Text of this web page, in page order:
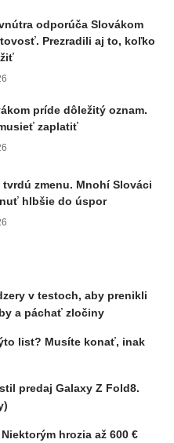
odporúča Slovákom
Prezradili aj to, koľko
príde dôležitý oznam.
zaplatiť
zmenu. Mnohí Slováci
hlbšie do úspor
v testoch, aby prenikli
a páchať zločiny
list? Musíte konať, inak
predaj Galaxy Z Fold8.
hrozia až 600 €